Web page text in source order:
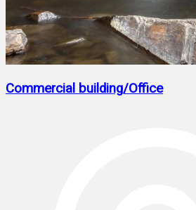
Commercial building/Office